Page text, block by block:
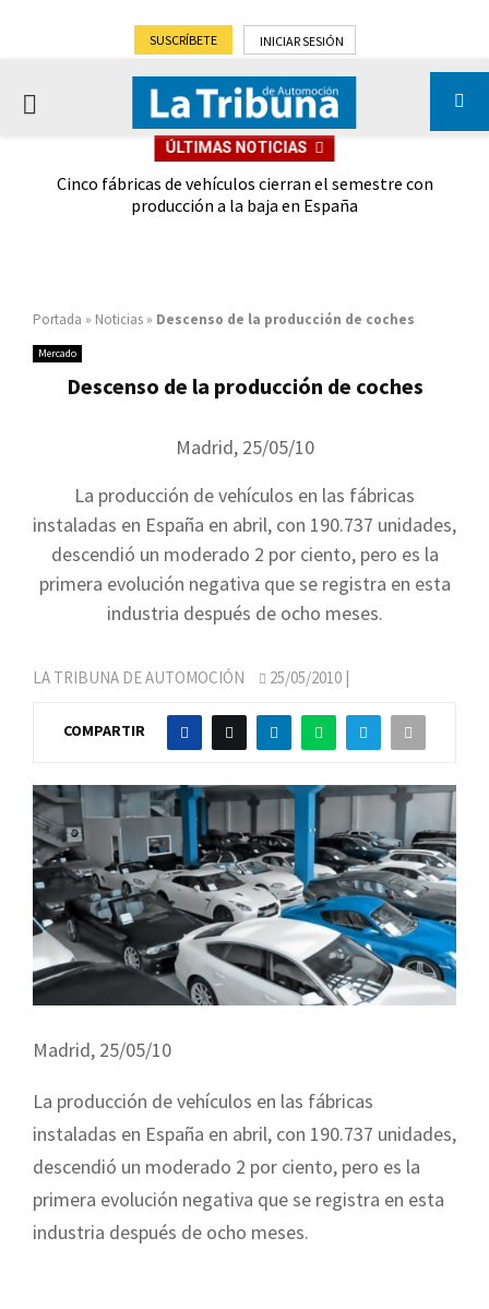
SUSCRÍBETE INICIAR SESIÓN
PRIMARY
ÚLTIMAS NOTICIAS
Cinco fábricas de vehículos cierran el semestre con
producción a la baja en España
Portada » Noticias » Descenso de la producción de coches
Mercado
Descenso de la producción de coches
Madrid, 25/05/10
La producción de vehículos en las fábricas
instaladas en España en abril, con 190.737 unidades,
descendió un moderado 2 por ciento, pero es la
primera evolución negativa que se registra en esta
industria después de ocho meses.
LA TRIBUNA DE AUTOMOCIÓN 25/05/2010 |
COMPARTIR
Madrid, 25/05/10
La producción de vehículos en las fábricas
instaladas en España en abril, con 190.737 unidades,
descendió un moderado 2 por ciento, pero es la
primera evolución negativa que se registra en esta
industria después de ocho meses.